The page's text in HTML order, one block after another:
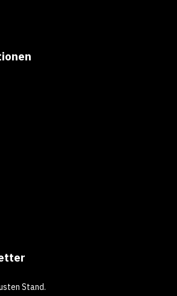
Stand.